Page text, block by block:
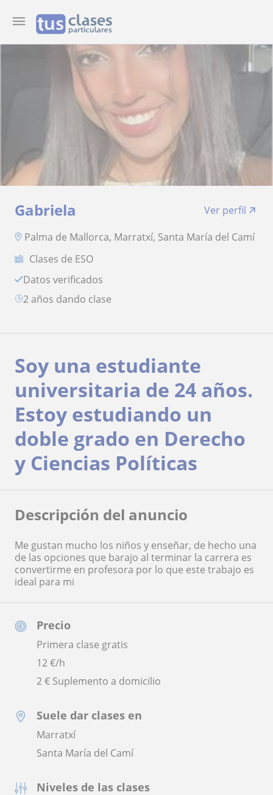
Gabriela
Ver perfil
Palma de Mallorca, Marratxí, Santa María del Camí
Clases de ESO
Datos verificados
2 años dando clase
Precio
Primera clase gratis
12€/h
2 € Suplemento a domicilio
Suele dar clases en
Marratxí
Santa María del Camí
Niveles de las clases
Soy una estudiante
universitaria de 24 años.
Estoy estudiando un
doble grado en Derecho
y Ciencias Políticas
Descripción del anuncio
Me gustan mucho los niños y enseñar, de hecho una
de las opciones que barajo al terminar la carrera es
convertirme en profesora por lo que este trabajo es
ideal para mi